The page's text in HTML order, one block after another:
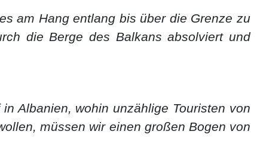
am Hang entlang bis über die Grenze zu
die Berge des Balkans absolviert und
Albanien, wohin unzählige Touristen von
müssen wir einen großen Bogen von